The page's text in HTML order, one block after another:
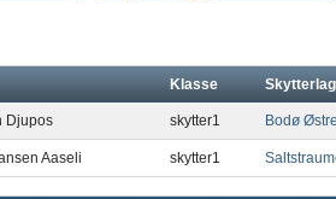
Klasse Skytterlag
Djupos skytter1 Bodø
Aaseli skytter1